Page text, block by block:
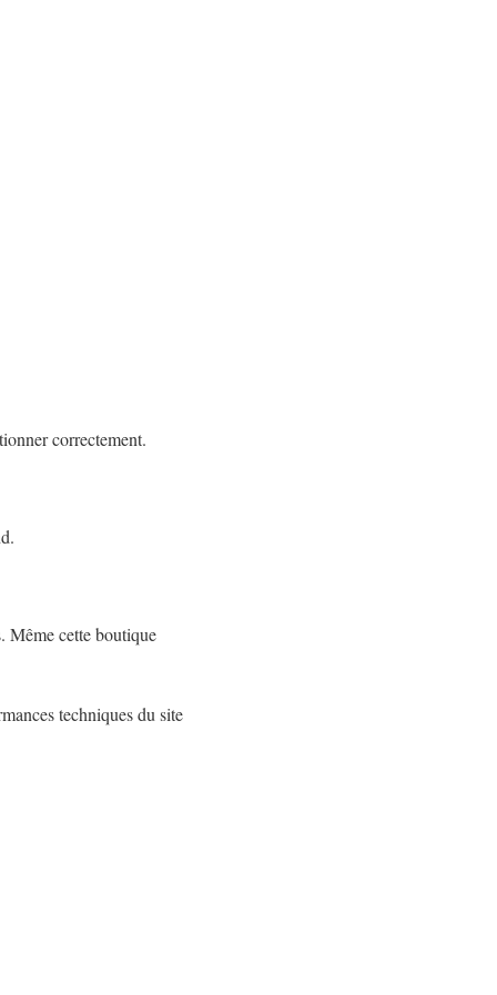
correctement.
Même cette boutique
techniques du site